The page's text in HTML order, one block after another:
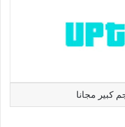
كبير مجانا